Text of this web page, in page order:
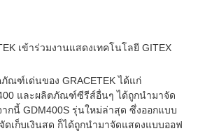
เข้าร่วมงานแสดงเทคโนโลยี GITEX
ณฑ์เด่นของ GRACETEK ได้แก่
และผลิตภัณฑ์ซีรีส์อื่นๆ ได้ถูกนำมาจัด
กนี้ GDM400S รุ่นใหม่ล่าสุด ซึ่งออกแบบ
ดเก็บเงินสด ก็ได้ถูกนำมาจัดแสดงแบบออฟ